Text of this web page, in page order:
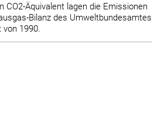
CO2-Äquivalent lagen die Emissionen
Bilanz des Umweltbundesamtes
1990.